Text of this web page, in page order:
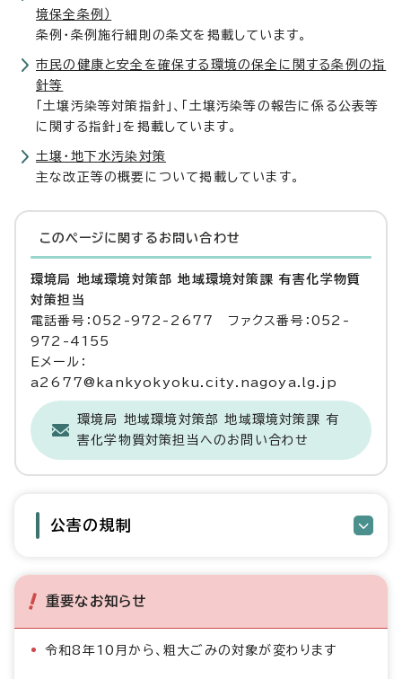
境保全条例）
条例・条例施行細則の条文を掲載しています。
市民の健康と安全を確保する環境の保全に関する条例の指
針等
「土壌汚染等対策指針」、「土壌汚染等の報告に係る公表等
に関する指針」を掲載しています。
土壌・地下水汚染対策
主な改正等の概要について掲載しています。
このページに関する お問い合わせ
環境局 地域環境対策部 地域環境対策課 有害化学物質
対策担当
電話番号：052-972-2677 ファクス番号：052-
972-4155
Eメール：
a2677@kankyokyoku.city.nagoya.lg.jp
環境局 地域環境対策部 地域環境対策課 有
害化学物質対策担当へのお問い合わせ
公害の規制
重要なお知らせ
令和8年10月から、粗大ごみの対象が変わります